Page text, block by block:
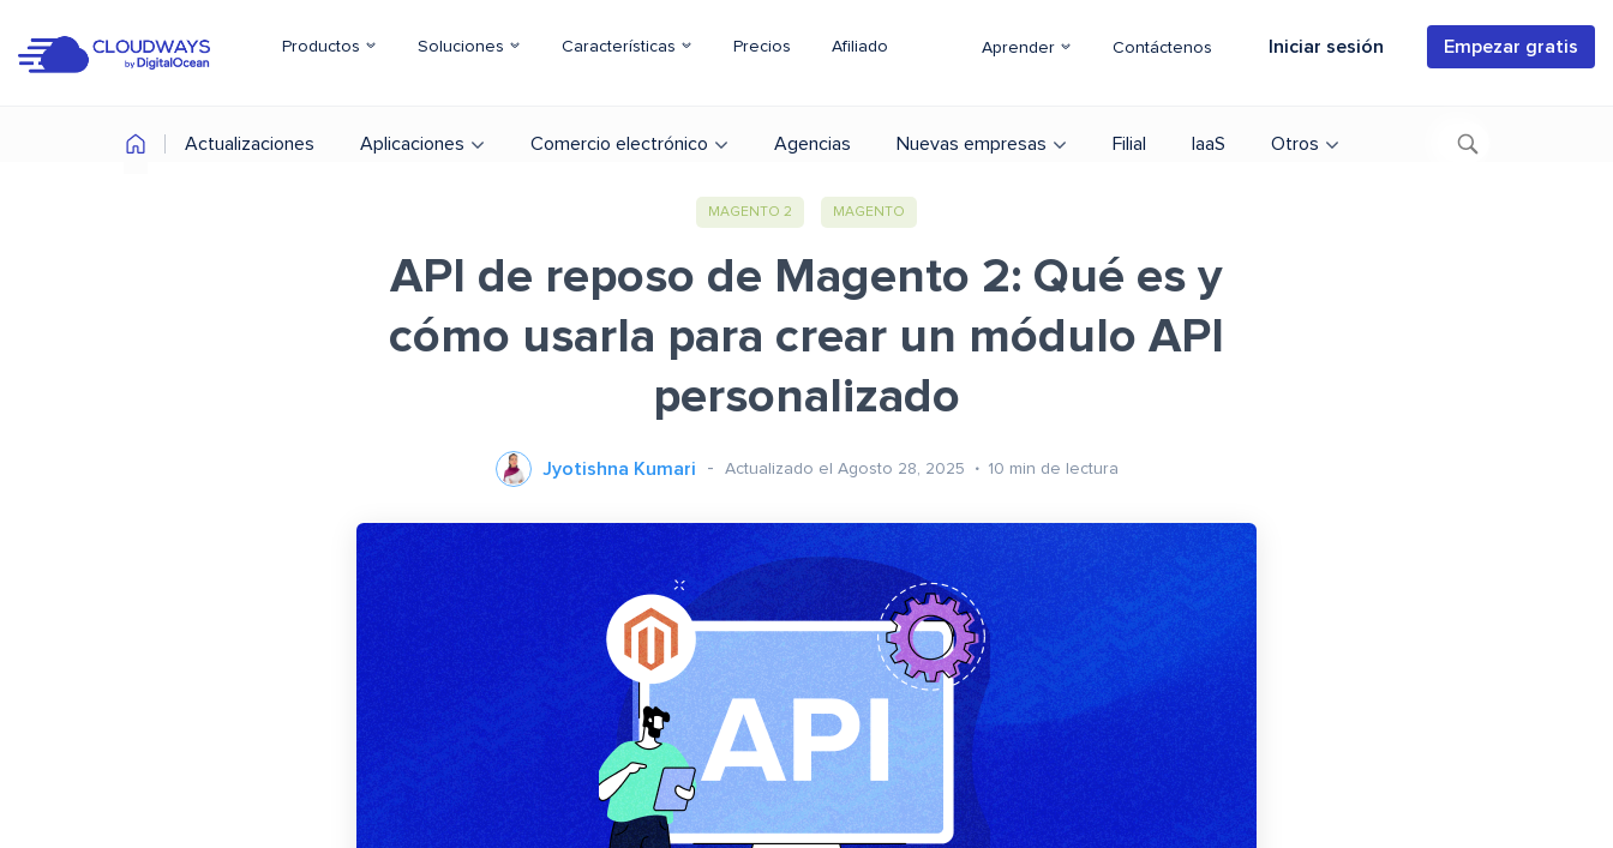
Productos Soluciones Características Precios Afiliado Aprender Contáctenos Iniciar sesión Empezar gratis
Actualizaciones Aplicaciones Comercio electrónico Agencias Nuevas empresas Filial IaaS Otros
MAGENTO 2 MAGENTO
API de reposo de Magento 2: Qué es y
cómo usarla para crear un módulo API
personalizado
Jyotishna Kumari Actualizado el Agosto 28, 2025 10 min de lectura